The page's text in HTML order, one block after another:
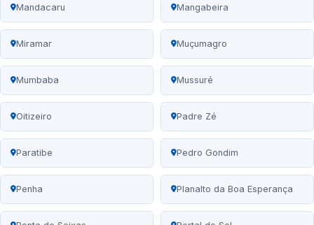
Mandacaru Mangabeira
Miramar Muçumagro
Mumbaba Mussuré
Oitizeiro Padre Zé
Paratibe Pedro Gondim
Penha Planalto da Boa Esperança